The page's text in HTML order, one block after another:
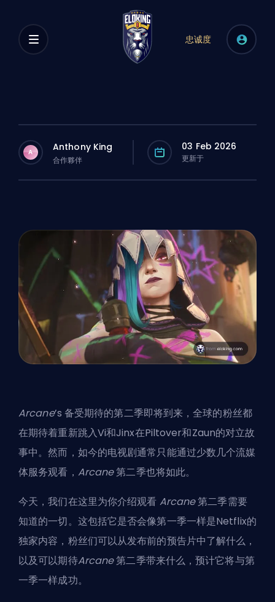
忠诚度
A Anthony King
合作夥伴
03 Feb 2026
更新于
Arcane’s 备受期待的第二季即将到来，全球的粉丝都
在期待着重新跳入Vi和Jinx在Piltover和Zaun的对立故
事中。然而，如今的电视剧通常只能通过少数几个流媒
体服务观看， Arcane第二季也将如此。
今天，我们在这里为你介绍观看 Arcane第二季需要
知道的一切。这包括它是否会像第一季一样是Netflix的
独家内容，粉丝们可以从发布前的预告片中了解什么，
以及可以期待Arcane第二季带来什么，预计它将与第
一季一样成功。